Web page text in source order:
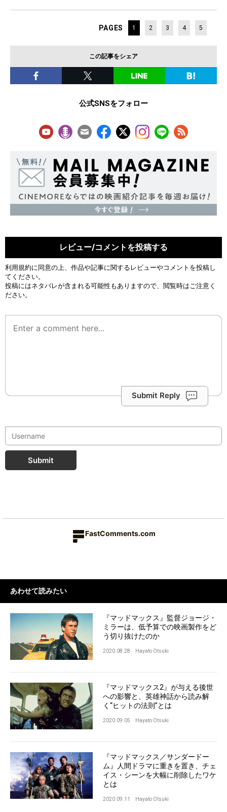
PAGES 1 2 3 4 5
この記事をシェア
公式SNSをフォロー
レビュー/コメントを投稿する
利用規約に同意の上、作品や記事に関するレビューやコメントを投稿し
てください。
投稿にはネタバレが含まれる可能性もありますので、閲覧時はご注意く
ださい。
Submit Reply
Submit
FastComments.com
あわせて読みたい
『マッドマックス』監督ジョージ・
ミラーは、低予算での映画製作をど
う切り抜けたのか
2020.08.28 Hayato Otsuki
『マッドマックス2』が与える後世
への影響と、英雄神話から読み解
く“ヒットの法則”とは
2020.09.05 Hayato Otsuki
『マッドマックス／サンダードー
ム』人間ドラマに重きを置き、チェ
イス・シーンを大幅に削除したワケ
とは
2020.09.11 Hayato Otsuki